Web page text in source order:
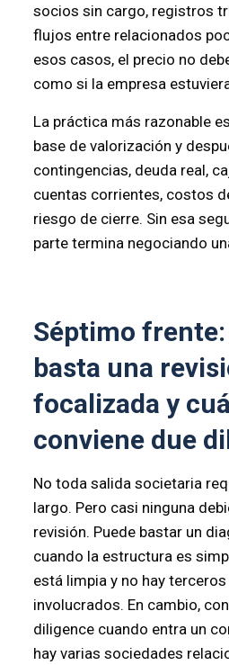
socios sin cargo, registros
flujos entre relacionados
esos casos, el precio no
como si la empresa
La práctica más razonable
base de valorización y
contingencias, deuda real,
cuentas corrientes, costos
riesgo de cierre. Sin esa
parte termina negociando
Séptimo
basta una
focalizada y
conviene due
No toda salida societaria
largo. Pero casi ninguna
revisión. Puede bastar un
cuando la estructura es
está limpia y no hay
involucrados. En cambio,
diligence cuando entra un
hay varias sociedades